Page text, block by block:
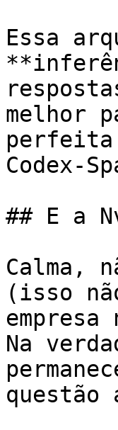
Essa
melhor
perfeita
Codex-
## E a
Calma,
(isso
Na